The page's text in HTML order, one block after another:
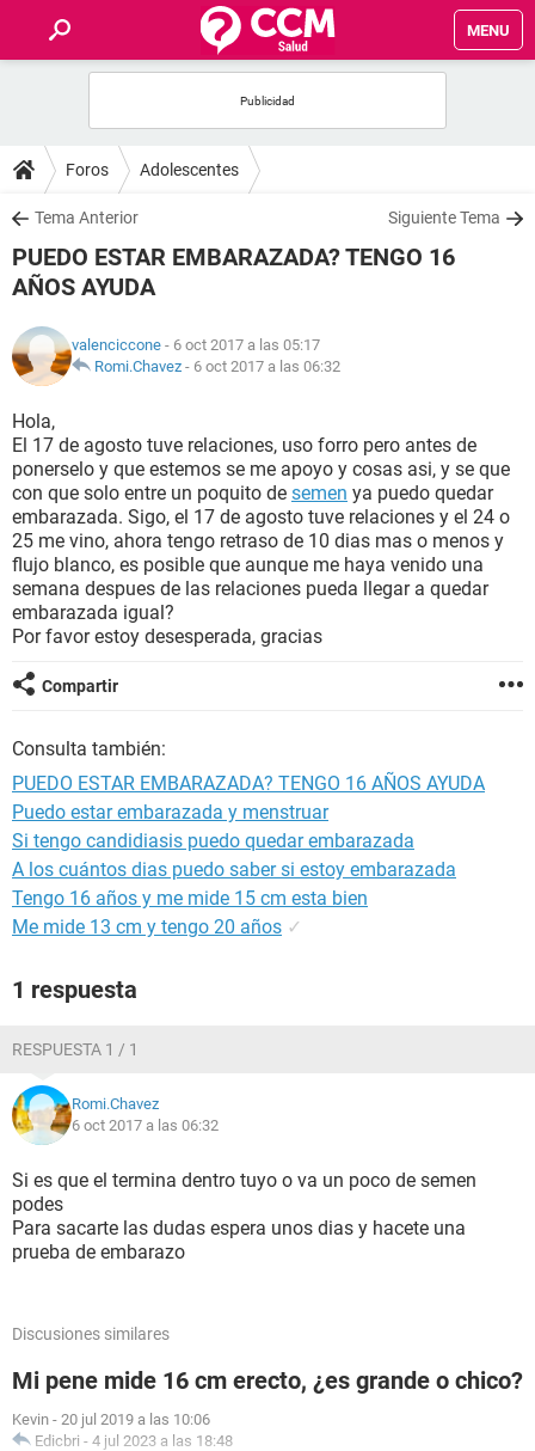
MENU
FOROS
SALUD
FAMILIA
NUTRICIÓN
SEXUALIDAD
GLOSARIO
Foros Adolescentes
Tema Anterior Siguiente Tema
PUEDO ESTAR EMBARAZADA? TENGO 16
AÑOS AYUDA
valenciccone - 6 oct 2017 a las 05:17
Romi.Chavez - 6 oct 2017 a las 06:32
Hola,
El 17 de agosto tuve relaciones, uso forro pero antes de
ponerselo y que estemos se me apoyo y cosas asi, y se que
con que solo entre un poquito de semen ya puedo quedar
embarazada. Sigo, el 17 de agosto tuve relaciones y el 24 o
25 me vino, ahora tengo retraso de 10 dias mas o menos y
flujo blanco, es posible que aunque me haya venido una
semana despues de las relaciones pueda llegar a quedar
embarazada igual?
Por favor estoy desesperada, gracias
Compartir
Consulta también:
PUEDO ESTAR EMBARAZADA? TENGO 16 AÑOS AYUDA
Puedo estar embarazada y menstruar
Si tengo candidiasis puedo quedar embarazada
A los cuántos dias puedo saber si estoy embarazada
Tengo 16 años y me mide 15 cm esta bien
Me mide 13 cm y tengo 20 años ✓
1 respuesta
RESPUESTA 1 / 1
Romi.Chavez
6 oct 2017 a las 06:32
Si es que el termina dentro tuyo o va un poco de semen
podes
Para sacarte las dudas espera unos dias y hacete una
prueba de embarazo
Discusiones similares
Mi pene mide 16 cm erecto, ¿es grande o chico?
Kevin - 20 jul 2019 a las 10:06
Edicbri - 4 jul 2023 a las 18:48